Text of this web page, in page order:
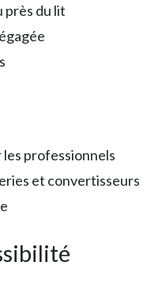
du lit
professionnels
et convertisseurs